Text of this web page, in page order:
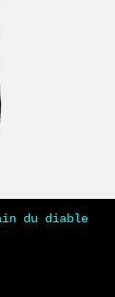
du diable